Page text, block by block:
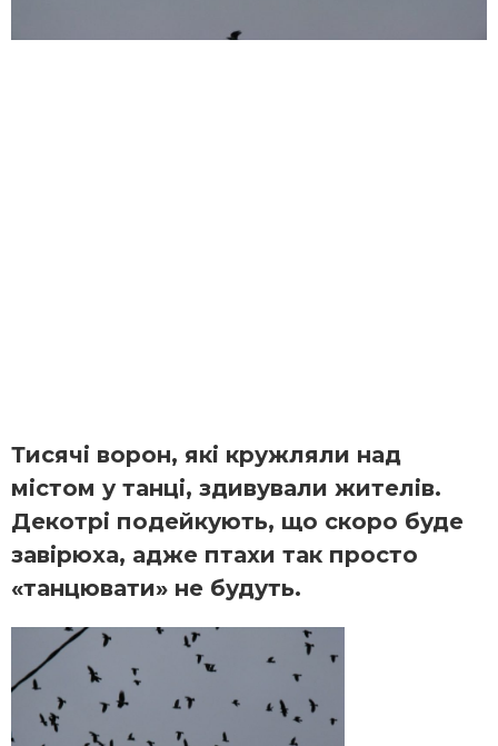
Тисячі ворон, які кружляли над
містом у танці, здивували жителів.
Декотрі подейкують, що скоро буде
завірюха, адже птахи так просто
«танцювати» не будуть.